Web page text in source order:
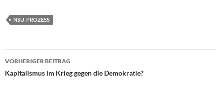
NSU-PROZESS
Beitragsnavigation
VORHERIGER BEITRAG
Kapitalismus im Krieg gegen die Demokratie?